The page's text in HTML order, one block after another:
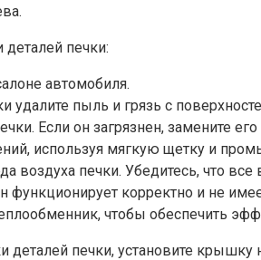
печки:
автомобиля.
пыль и грязь с
Если он загрязнен, замените
используя мягкую щетку и
воздуха печки. Убедитесь, что
функционирует корректно и не
чтобы обеспечить
печки, установите крышку